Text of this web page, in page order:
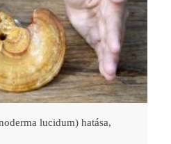
lucidum) hatása,